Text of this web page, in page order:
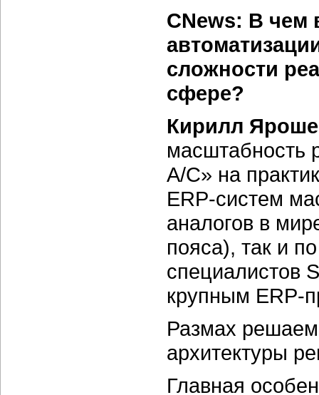
CNews: В чем
сложности
сфере?
Кирилл
масштабность
А/С» на
ERP-систем
аналогов в
пояса), так и
специалистов
крупным ERP-
Размах
архитектуры
Главная